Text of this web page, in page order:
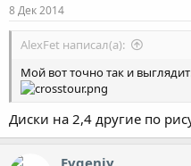
8 Дек 2014
AlexFet написал(а):
Мой вот точно так и
Диски на 2,4 другие по
Evgeniy